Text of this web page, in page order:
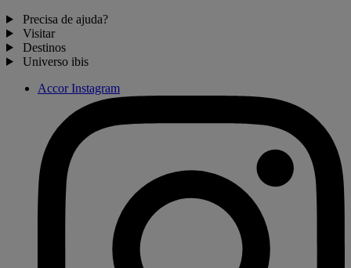
Precisa de ajuda?
Visitar
Destinos
Universo ibis
Accor Instagram